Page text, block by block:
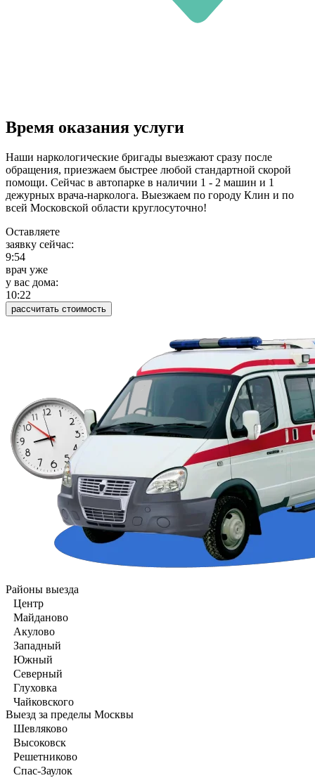
Время оказания услуги
Наши наркологические бригады выезжают сразу после
обращения, приезжаем быстрее любой стандартной скорой
помощи. Сейчас в автопарке в наличии 1 - 2 машин и 1
дежурных врача-нарколога. Выезжаем по городу Клин и по
всей Московской области круглосуточно!
Оставляете
заявку сейчас:
9:54
врач уже
у вас дома:
10:22
рассчитать стоимость
Районы выезда
Центр
Майданово
Акулово
Западный
Южный
Северный
Глуховка
Чайковского
Выезд за пределы Москвы
Шевляково
Высоковск
Решетниково
Спас-Заулок